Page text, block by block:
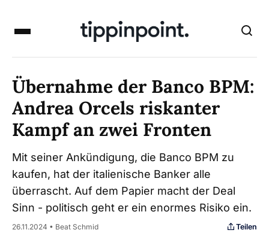
Übernahme der Banco BPM:
Andrea Orcels riskanter
Kampf an zwei Fronten
Mit seiner Ankündigung, die Banco BPM zu
kaufen, hat der italienische Banker alle
überrascht. Auf dem Papier macht der Deal
Sinn - politisch geht er ein enormes Risiko ein.
26.11.2024 • Beat Schmid Teilen